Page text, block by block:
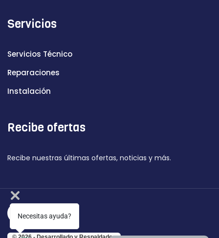
Servicios
Servicios Técnico
Reparaciones
Instalación
Recibe ofertas
Recibe nuestras últimas ofertas, noticias y más.
Necesitas ayuda?